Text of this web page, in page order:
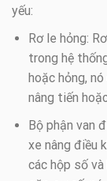
yếu:
Rơ le hỏng:
trong hệ
hoặc hỏng,
nâng tiến
Bộ phận van
xe nâng điều
các hộp số